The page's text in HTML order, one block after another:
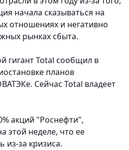
начала сказываться на
отношениях и негативно
рынках сбыта.
гигант Total сообщил в
планов
Сейчас Total владеет
акций "Роснефти",
этой неделе, что ее
из-за кризиса.